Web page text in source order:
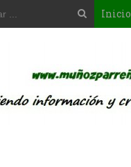
Inicio